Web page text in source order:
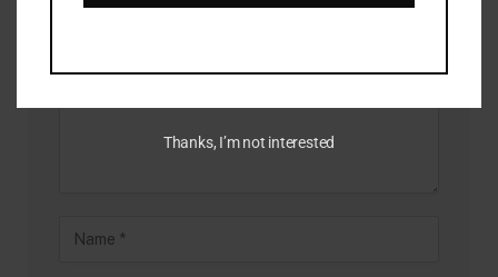
Thanks, I’m not interested